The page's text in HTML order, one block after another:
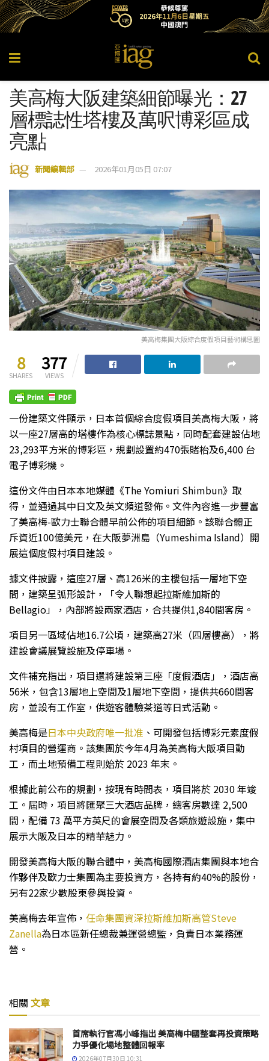
美高梅大阪建築細節曝光：27
層標誌性塔樓及萬呎博彩區成
亮點
新聞編輯部 2026年01月05日 07:07
美高梅集團大阪綜合度假項目藝術構思圖
8
SHARES
377
VIEWS
一份建築文件顯示，日本首個綜合度假項目美高梅大阪，將
以一座27層高的塔樓作為核心標誌景點，同時配套建設佔地
23,293平方米的博彩區，規劃設置約470張賭枱及6,400 台
電子博彩機。
這份文件由日本本地媒體《The Yomiuri Shimbun》取
得，並通過其中日文及英文頻道發佈。文件內容進一步豐富
了美高梅-歐力士聯合體早前公佈的項目細節。該聯合體正
斥資近100億美元，在大阪夢洲島（Yumeshima Island）開
展這個度假村項目建設。
據文件披露，這座27層、高126米的主樓包括一層地下空
間，建築呈弧形設計，「令人聯想起拉斯維加斯的
Bellagio」，內部將設兩家酒店，合共提供1,840間客房。
項目另一區域佔地16.7公頃，建築高27米（四層樓高），將
建設會議展覽設施及停車場。
文件補充指出，項目還將建設第三座「度假酒店」，酒店高
56米，包含13層地上空間及1層地下空間，提供共660間客
房，並設有工作室，供遊客體驗茶道等日式活動。
美高梅是日本中央政府唯一批准 、可開發包括博彩元素度假
村項目的營運商。該集團於今年4月為美高梅大阪項目動
工，而土地預備工程則始於 2023 年末。
根據此前公布的規劃，按現有時間表，項目將於 2030 年竣
工。屆時，項目將匯聚三大酒店品牌，總客房數達 2,500
間，配備 73 萬平方英尺的會展空間及各類旅遊設施，集中
展示大阪及日本的精華魅力。
開發美高梅大阪的聯合體中，美高梅國際酒店集團與本地合
作夥伴及歐力士集團為主要投資方，各持有約40%的股份，
另有22家少數股東參與投資。
美高梅去年宣佈， 任命集團資深拉斯維加斯高管Steve
Zanella為日本區新任總裁兼運營總監，負責日本業務運
營。
相關 文章
首席執行官馮小峰指出 美高梅中國整套再投資策略
力爭優化場地整體回報率
2026年07月30日 10:31